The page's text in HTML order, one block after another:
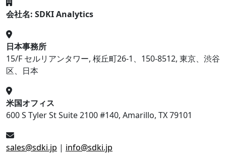
会社名: SDKI Analytics
日本事務所
15/F セルリアンタワー, 桜丘町26-1、150-8512, 東京、渋谷
区、日本
米国オフィス
600 S Tyler St Suite 2100 #140, Amarillo, TX 79101
sales@sdki.jp | info@sdki.jp